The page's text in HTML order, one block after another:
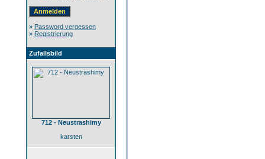
» Password vergessen
» Registrierung
Zufallsbild
712 - Neustrashimy
karsten